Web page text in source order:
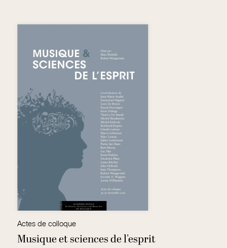
Actes de colloque
Musique et sciences de l'esprit